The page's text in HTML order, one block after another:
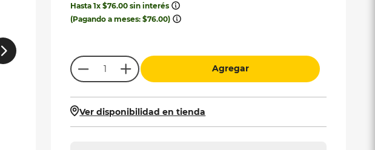
Hasta1x$76.00 sin interés
(Pagando a meses:$76.00)
Agregar
Ver disponibilidad en tienda